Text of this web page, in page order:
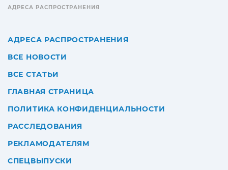
АДРЕСА РАСПРОСТРАНЕНИЯ
АДРЕСА РАСПРОСТРАНЕНИЯ
ВСЕ НОВОСТИ
ВСЕ СТАТЬИ
ГЛАВНАЯ СТРАНИЦА
ПОЛИТИКА КОНФИДЕНЦИАЛЬНОСТИ
РАССЛЕДОВАНИЯ
РЕКЛАМОДАТЕЛЯМ
СПЕЦВЫПУСКИ